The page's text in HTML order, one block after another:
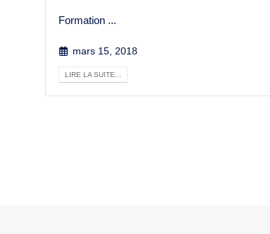
Formation ...
mars 15, 2018
LIRE LA SUITE...